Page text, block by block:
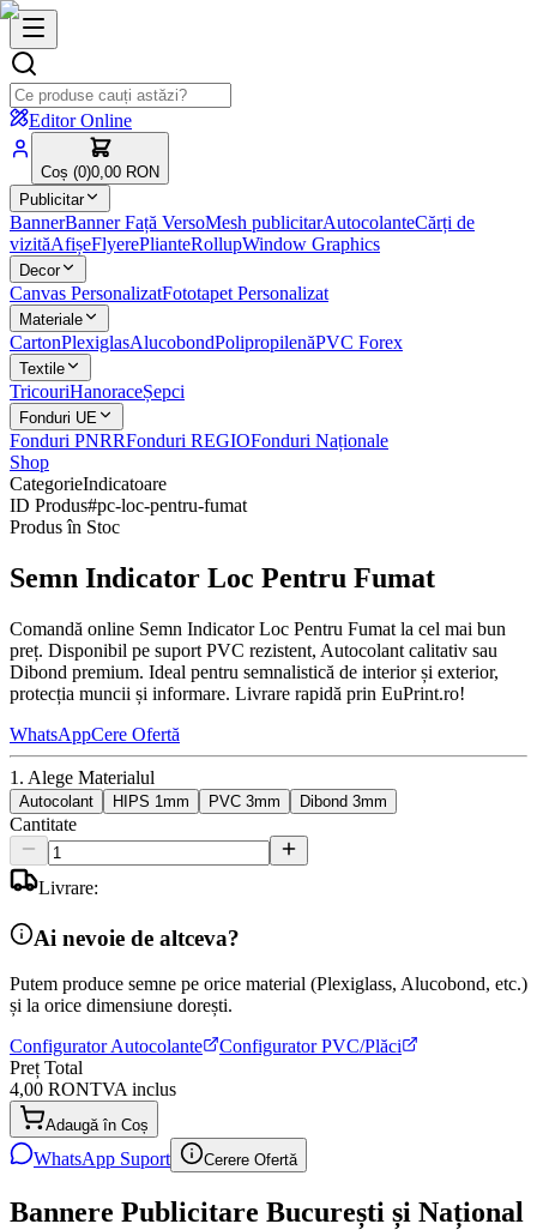
Editor Online
Coș (0)0,00 RON
Publicitar
BannerBanner Față VersoMesh publicitarAutocolanteCărți de
vizităAfișeFlyerePlianteRollupWindow Graphics
Decor
Canvas PersonalizatFototapet Personalizat
Materiale
CartonPlexiglasAlucobondPolipropilenăPVC Forex
Textile
TricouriHanoraceȘepci
Fonduri UE
Fonduri PNRRFonduri REGIOFonduri Naționale
Shop
CategorieIndicatoare
ID Produs#pc-loc-pentru-fumat
Produs în Stoc
Semn Indicator Loc Pentru Fumat
Comandă online Semn Indicator Loc Pentru Fumat la cel mai bun
preț. Disponibil pe suport PVC rezistent, Autocolant calitativ sau
Dibond premium. Ideal pentru semnalistică de interior și exterior,
protecția muncii și informare. Livrare rapidă prin EuPrint.ro!
WhatsAppCere Ofertă
1. Alege Materialul
Autocolant HIPS 1mm PVC 3mm Dibond 3mm
Cantitate
Livrare:
Ai nevoie de altceva?
Putem produce semne pe orice material (Plexiglass, Alucobond, etc.)
și la orice dimensiune dorești.
Configurator Autocolante
Configurator PVC/Plăci
Preț Total
4,00 RONTVA inclus
Adaugă în Coș
WhatsApp Suport Cerere Ofertă
Bannere Publicitare București și Național